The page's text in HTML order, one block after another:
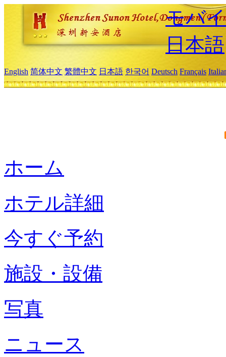
モバ
日本語
English 简体中文 繁體中文 日本語 한국어 Deutsch Français
ホーム
ホテル詳細
今すぐ予約
施設・設備
写真
ニュース